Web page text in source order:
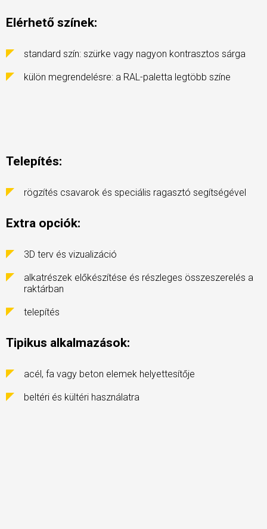
Elérhető színek:
standard szín: szürke vagy nagyon kontrasztos sárga
külön megrendelésre: a RAL-paletta legtöbb színe
Telepítés:
rögzítés csavarok és speciális ragasztó segítségével
Extra opciók:
3D terv és vizualizáció
alkatrészek előkészítése és részleges összeszerelés a
raktárban
telepítés
Tipikus alkalmazások:
acél, fa vagy beton elemek helyettesítője
beltéri és kültéri használatra